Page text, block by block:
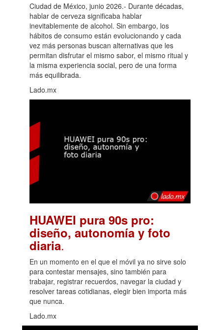
Ciudad de México, junio 2026.- Durante décadas,
hablar de cerveza significaba hablar
inevitablemente de alcohol. Sin embargo, los
hábitos de consumo están evolucionando y cada
vez más personas buscan alternativas que les
permitan disfrutar el mismo sabor, el mismo ritual y
la misma experiencia social, pero de una forma
más equilibrada.
Lado.mx
HUAWEI pura 90s pro:
diseño, autonomía y foto
diaria.
En un momento en el que el móvil ya no sirve solo
para contestar mensajes, sino también para
trabajar, registrar recuerdos, navegar la ciudad y
resolver tareas cotidianas, elegir bien importa más
que nunca.
Lado.mx